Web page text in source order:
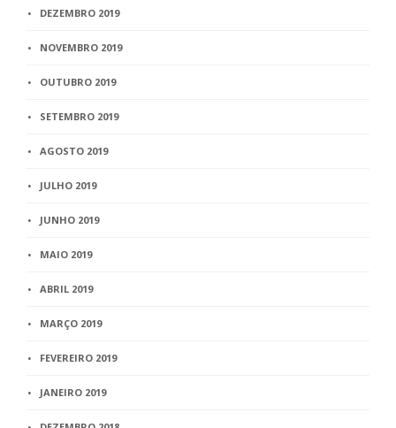
DEZEMBRO 2019
NOVEMBRO 2019
OUTUBRO 2019
SETEMBRO 2019
AGOSTO 2019
JULHO 2019
JUNHO 2019
MAIO 2019
ABRIL 2019
MARÇO 2019
FEVEREIRO 2019
JANEIRO 2019